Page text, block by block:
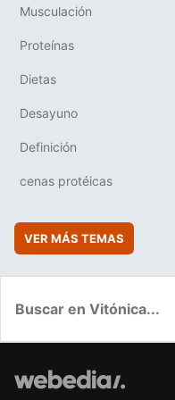
Musculación
Proteínas
Dietas
Desayuno
Definición
cenas protéicas
VER MÁS TEMAS